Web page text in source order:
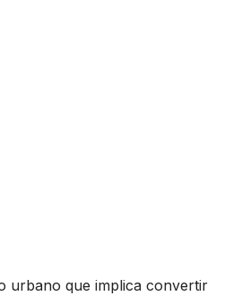
urbano que implica convertir